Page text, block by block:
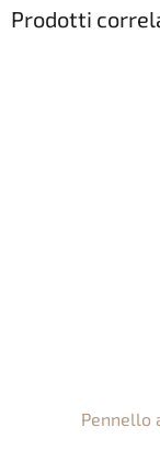
Prodotti
Pennello